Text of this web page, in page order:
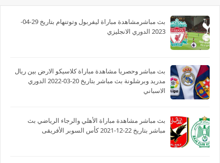
بث مباشرمشاهدة مباراة ليفربول وتوتنهام بتاريخ 29-04-
2023 الدوري الانجليزي
بث مباشر وحصريا مشاهدة مباراة كلاسيكو الارض بين ريال
مدريد وبرشلونة بث مباشر بتاريخ 20-03-2022 الدوري
الاسباني
بث مباشر مشاهدة مباراة الأهلي والرجاء الرياضي بث
مباشر بتاريخ 22-12-2021 كأس السوبر الأفريقى